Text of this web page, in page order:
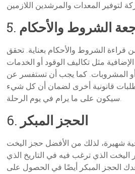
5. الشروط والأحكام
قراءة الشروط والأحكام بعناية. تحقق
مثل تكاليف الوقود أو الخدمات
أو المشروبات. كما يجب أن تستفسر عن
قانونية أخرى لضمان أن كل شيء
سيكون على ما يرام في يوم الرحلة.
6. الحجز المبكر
شهيرة، لذلك من الأفضل حجز اليخت
اليخت الذي ترغب فيه في التاريخ الذي
الحجز المبكر أيضًا في الحصول على